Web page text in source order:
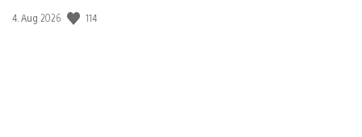
Veröffentlichungsdatum:
4. Aug 2026 114